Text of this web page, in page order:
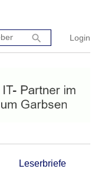
Login
Suchtext
eingeben:
search
Leserbriefe